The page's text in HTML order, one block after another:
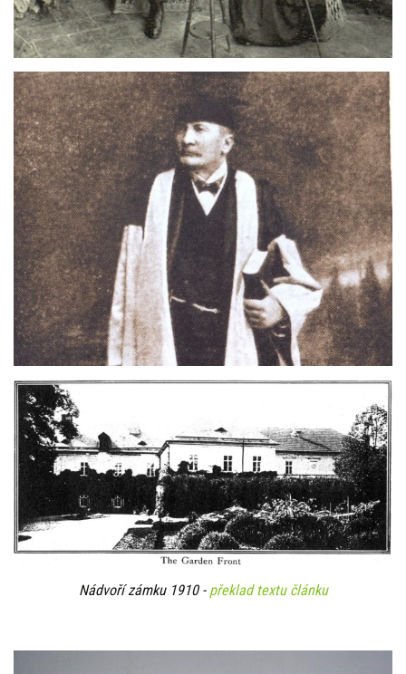
Nádvoří zámku 1910 - překlad textu článku